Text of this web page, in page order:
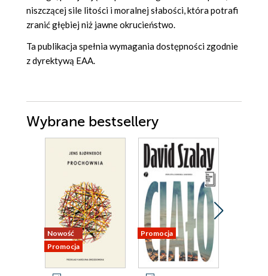
niszczącej sile litości i moralnej słabości, która potrafi
zranić głębiej niż jawne okrucieństwo.
Ta publikacja spełnia wymagania dostępności zgodnie
z dyrektywą EAA.
Wybrane bestsellery
Nowość
Promocja
Promocja